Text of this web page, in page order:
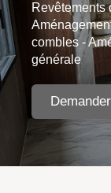
Revêtements
combles -
générale